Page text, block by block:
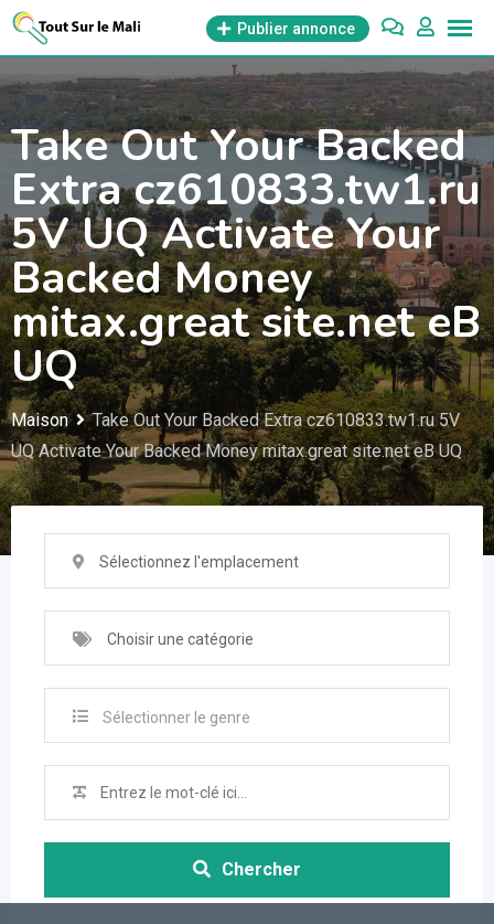
Aller
contenu
Publier annonce
Take Out Your Backed
Extra cz610833.tw1.ru
5V UQ Activate Your
Backed Money
mitax.great site.net eB
UQ
Maison
Take Out Your Backed Extra cz610833.tw1.ru 5V
UQ Activate Your Backed Money mitax.great site.net eB UQ
Sélectionnez l'emplacement
Choisir une catégorie
Sélectionner le genre
Chercher